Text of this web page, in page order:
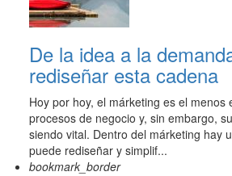
De la idea a la
rediseñar esta cadena
Hoy por hoy, el márketing es el menos
procesos de negocio y, sin embargo,
siendo vital. Dentro del márketing hay
puede rediseñar y simplif...
bookmark_border